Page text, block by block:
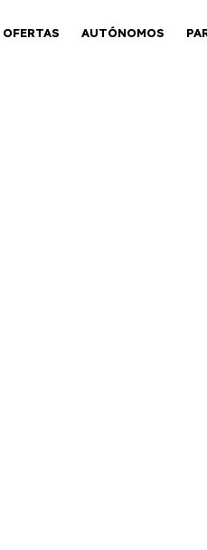
OFERTAS AUTÓNOMOS